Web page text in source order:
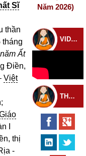
Sĩ
thần
tháng
Ất
Điền,
Việt
I
thị
-
Năm 2026)
VIDEO CHÙA
THEO DÕI THIỀN TỰ